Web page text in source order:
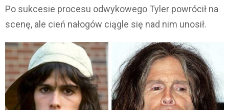
Po sukcesie procesu odwykowego Tyler powrócił na
scenę, ale cień nałogów ciągle się nad nim unosił.